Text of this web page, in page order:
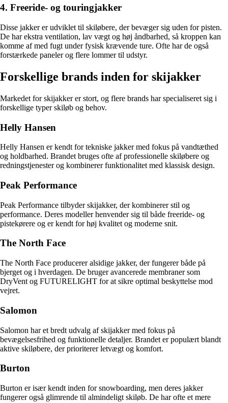
4. Freeride- og touringjakker
Disse jakker er udviklet til skiløbere, der bevæger sig uden for pisten.
De har ekstra ventilation, lav vægt og høj åndbarhed, så kroppen kan
komme af med fugt under fysisk krævende ture. Ofte har de også
forstærkede paneler og flere lommer til udstyr.
Forskellige brands inden for skijakker
Markedet for skijakker er stort, og flere brands har specialiseret sig i
forskellige typer skiløb og behov.
Helly Hansen
Helly Hansen er kendt for tekniske jakker med fokus på vandtæthed
og holdbarhed. Brandet bruges ofte af professionelle skiløbere og
redningstjenester og kombinerer funktionalitet med klassisk design.
Peak Performance
Peak Performance tilbyder skijakker, der kombinerer stil og
performance. Deres modeller henvender sig til både freeride- og
pistekørere og er kendt for høj kvalitet og moderne snit.
The North Face
The North Face producerer alsidige jakker, der fungerer både på
bjerget og i hverdagen. De bruger avancerede membraner som
DryVent og FUTURELIGHT for at sikre optimal beskyttelse mod
vejret.
Salomon
Salomon har et bredt udvalg af skijakker med fokus på
bevægelsesfrihed og funktionelle detaljer. Brandet er populært blandt
aktive skiløbere, der prioriterer letvægt og komfort.
Burton
Burton er især kendt inden for snowboarding, men deres jakker
fungerer også glimrende til almindeligt skiløb. De har ofte et mere